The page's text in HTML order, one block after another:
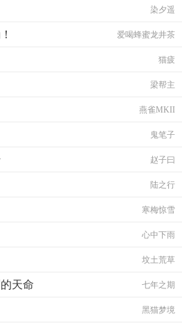
染夕遥
爱喝蜂蜜龙井茶
猫疲
梁帮主
燕雀MKII
鬼笔子
赵子曰
陆之行
寒梅惊雪
心中下雨
坟土荒草
天命 七年之期
黑猫梦境